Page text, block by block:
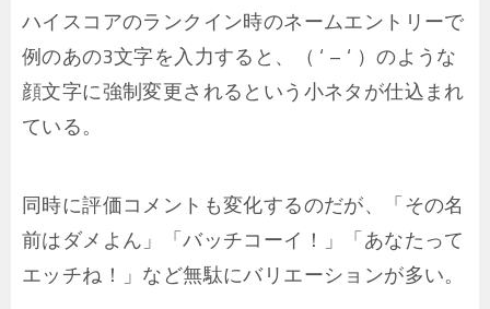
ハイスコアのランクイン時のネームエントリーで
例のあの3文字を入力すると、（ ‘ – ‘ ）のような
顔文字に強制変更されるという小ネタが仕込まれ
ている。
同時に評価コメントも変化するのだが、「その名
前はダメよん」「バッチコーイ！」「あなたって
エッチね！」など無駄にバリエーションが多い。